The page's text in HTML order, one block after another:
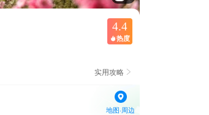
4.4
 热度
实用攻略 
地图·周边